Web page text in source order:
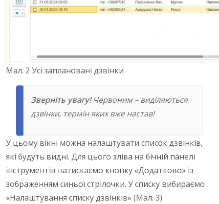
Мал. 2 Усі заплановані дзвінки
Зверніть увагу!Червоним – виділяються
дзвінки, термін яких вже настав!
У цьому вікні можна налаштувати список дзвінків,
які будуть видні. Для цього зліва на бічній панелі
інструментів натискаємо кнопку «Додатково» із
зображенням синьої стрілочки. У списку вибираємо
«Налаштування списку дзвінків» (Мал. 3).